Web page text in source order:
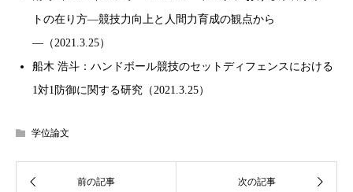
トの在り方―競技力向上と人間力育成の観点から
―（2021.3.25）
船木 浩斗：ハンドボール競技のセットディフェンスにおける
1対1防御に関する研究（2021.3.25）
学位論文